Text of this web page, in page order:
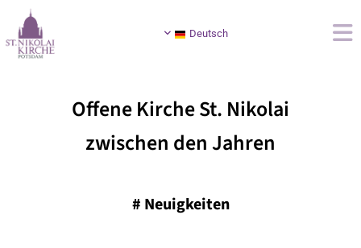
Deutsch
Offene Kirche St. Nikolai
zwischen den Jahren
# Neuigkeiten